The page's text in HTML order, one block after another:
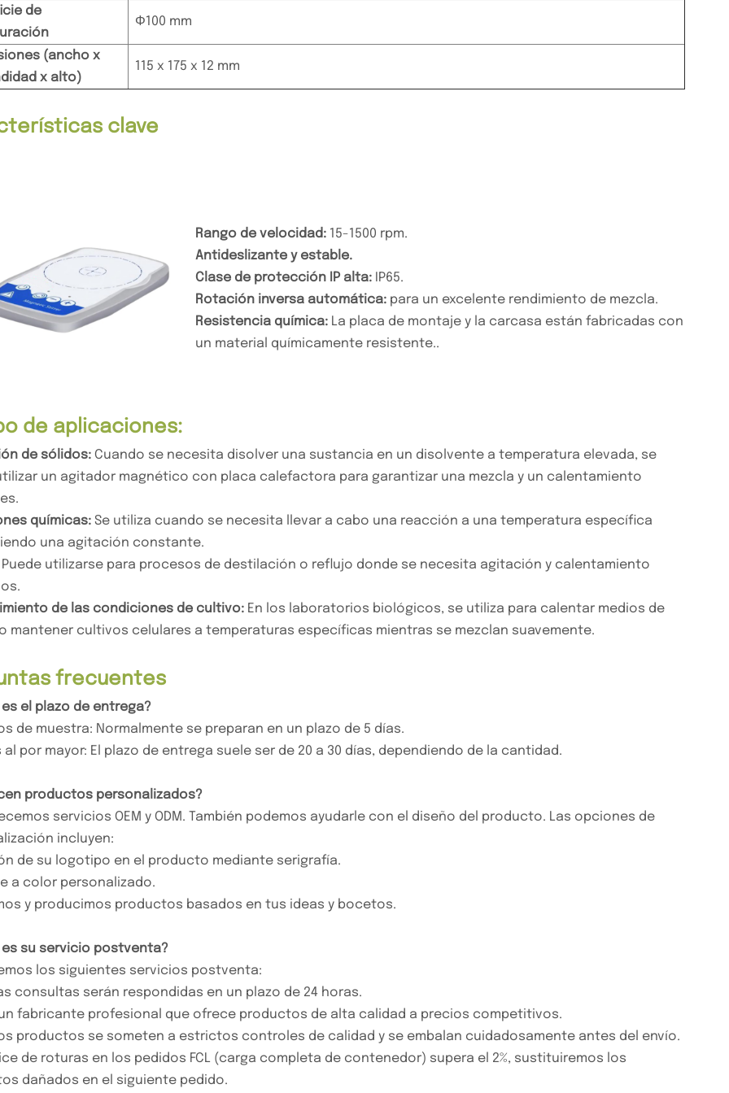
de
Φ100 mm
(ancho x
x alto)
115 x 175 x 12 mm
clave
Rango de velocidad: 15-1500 rpm.
Antideslizante y estable.
Clase de protección IP alta:IP65.
Rotación inversa automática: para un excelente rendimiento de mezcla.
Resistencia química: La placa de montaje y la carcasa están fabricadas con
un material químicamente resistente..
de aplicaciones:
de sólidos: Cuando se necesita disolver una sustancia en un disolvente a temperatura elevada, se
un agitador magnético con placa calefactora para garantizar una mezcla y un calentamiento
químicas:Se utiliza cuando se necesita llevar a cabo una reacción a una temperatura específica
una agitación constante.
utilizarse para procesos de destilación o reflujo donde se necesita agitación y calentamiento
de las condiciones de cultivo: En los laboratorios biológicos, se utiliza para calentar medios de
mantener cultivos celulares a temperaturas específicas mientras se mezclan suavemente.
frecuentes
es el plazo de entrega?
de muestra: Normalmente se preparan en un plazo de 5 días.
al por mayor: El plazo de entrega suele ser de 20 a 30 días, dependiendo de la cantidad.
productos personalizados?
servicios OEM y ODM. También podemos ayudarle con el diseño del producto. Las opciones de
incluyen:
de su logotipo en el producto mediante serigrafía.
a color personalizado.
y producimos productos basados ​​en tus ideas y bocetos.
es su servicio postventa?
los siguientes servicios postventa:
consultas serán respondidas en un plazo de 24 horas.
fabricante profesional que ofrece productos de alta calidad a precios competitivos.
productos se someten a estrictos controles de calidad y se embalan cuidadosamente antes del envío.
de roturas en los pedidos FCL (carga completa de contenedor) supera el 2%, sustituiremos los
dañados en el siguiente pedido.